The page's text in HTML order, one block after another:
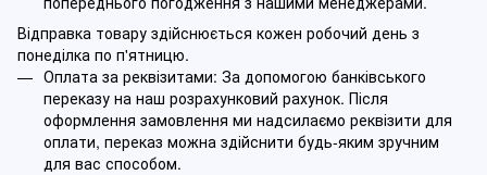
Відправка товару здійснюється кожен робочий день з
понеділка по п'ятницю.
Оплата за реквізитами: За допомогою банківського
переказу на наш розрахунковий рахунок. Після
оформлення замовлення ми надсилаємо реквізити для
оплати, переказ можна здійснити будь-яким зручним
для вас способом.